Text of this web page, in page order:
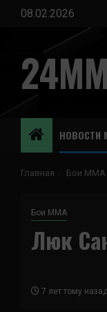
Перейти
содержимому
08.02.2026
НОВОСТИ
Главная Бои ММА
Бои ММА
Люк
7 лет тому